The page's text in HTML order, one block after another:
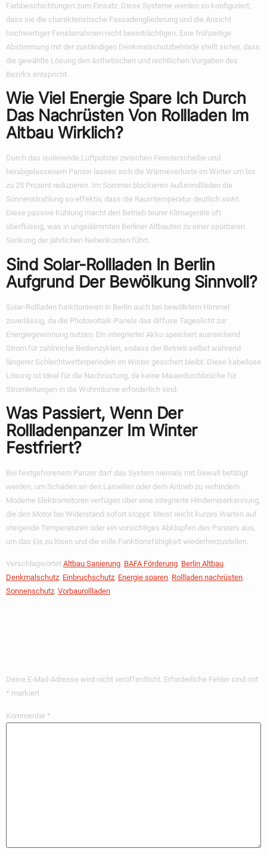
Farbbeschichtungen zum Einsatz. Diese Systeme werden so konfiguriert,
dass sie die charakteristische Fassadengliederung und die Ansicht
hochwertiger Fensterrahmen nicht beeinträchtigen. Eine frühzeitige
Abstimmung mit der zuständigen Denkmalschutzbehörde stellt sicher, dass
die gewählte Lösung den ästhetischen und rechtlichen Vorgaben des
Bezirks entspricht.
Wie Viel Energie Spare Ich Durch
Das Nachrüsten Von Rollladen Im
Altbau Wirklich?
Durch das isolierende Luftpolster zwischen Fensterscheibe und
herabgelassenem Panzer lassen sich die Wärmeverluste im Winter um bis
zu 25 Prozent reduzieren. Im Sommer blockieren Außenrollläden die
Sonnenstrahlung so effektiv, dass die Raumtemperatur deutlich sinkt.
Diese passive Kühlung macht den Betrieb teurer Klimageräte oft
überflüssig, was in ungedämmten Berliner Altbauten zu einer spürbaren
Senkung der jährlichen Nebenkosten führt.
Sind Solar-Rollladen In Berlin
Aufgrund Der Bewölkung Sinnvoll?
Solar-Rollladen funktionieren in Berlin auch bei bewölktem Himmel
zuverlässig, da die Photovoltaik-Panels das diffuse Tageslicht zur
Energiegewinnung nutzen. Ein integrierter Akku speichert ausreichend
Strom für zahlreiche Bedienzyklen, sodass der Betrieb selbst während
längerer Schlechtwetterperioden im Winter gesichert bleibt. Diese kabellose
Lösung ist ideal für die Nachrüstung, da keine Mauerdurchbrüche für
Stromleitungen in die Wohnräume erforderlich sind.
Was Passiert, Wenn Der
Rollladenpanzer Im Winter
Festfriert?
Bei festgefrorenem Panzer darf das System niemals mit Gewalt betätigt
werden, um Schäden an den Lamellen oder dem Antrieb zu verhindern.
Moderne Elektromotoren verfügen über eine integrierte Hinderniserkennung,
die den Motor bei Widerstand sofort stoppt. Meist reicht kurzes Warten auf
steigende Temperaturen oder ein vorsichtiges Abklopfen des Panzers aus,
um das Eis zu lösen und die volle Funktionsfähigkeit wiederherzustellen.
Verschlagwortet Altbau Sanierung, BAFA Förderung, Berlin Altbau,
Denkmalschutz, Einbruchschutz, Energie sparen, Rollladen nachrüsten,
Sonnenschutz, Vorbaurollladen
Deine E-Mail-Adresse wird nicht veröffentlicht. Erforderliche Felder sind mit
* markiert
Kommentar *